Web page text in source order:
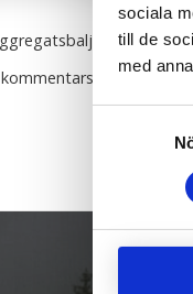
sociala
till de
med
med
kommentarsfältet vilken